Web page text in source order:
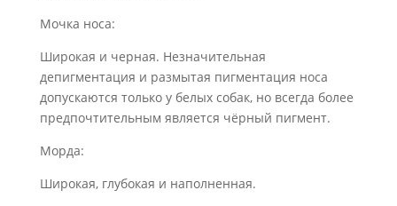
Мочка носа:
Широкая и черная. Незначительная
депигментация и размытая пигментация носа
допускаются только у белых собак, но всегда более
предпочтительным является чёрный пигмент.
Морда:
Широкая, глубокая и наполненная.